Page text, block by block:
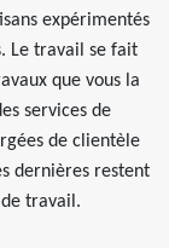
expérimentés
Le travail se fait
que vous la
services de
de clientèle
dernières restent
travail.